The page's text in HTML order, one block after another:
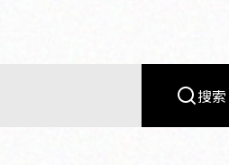
搜索